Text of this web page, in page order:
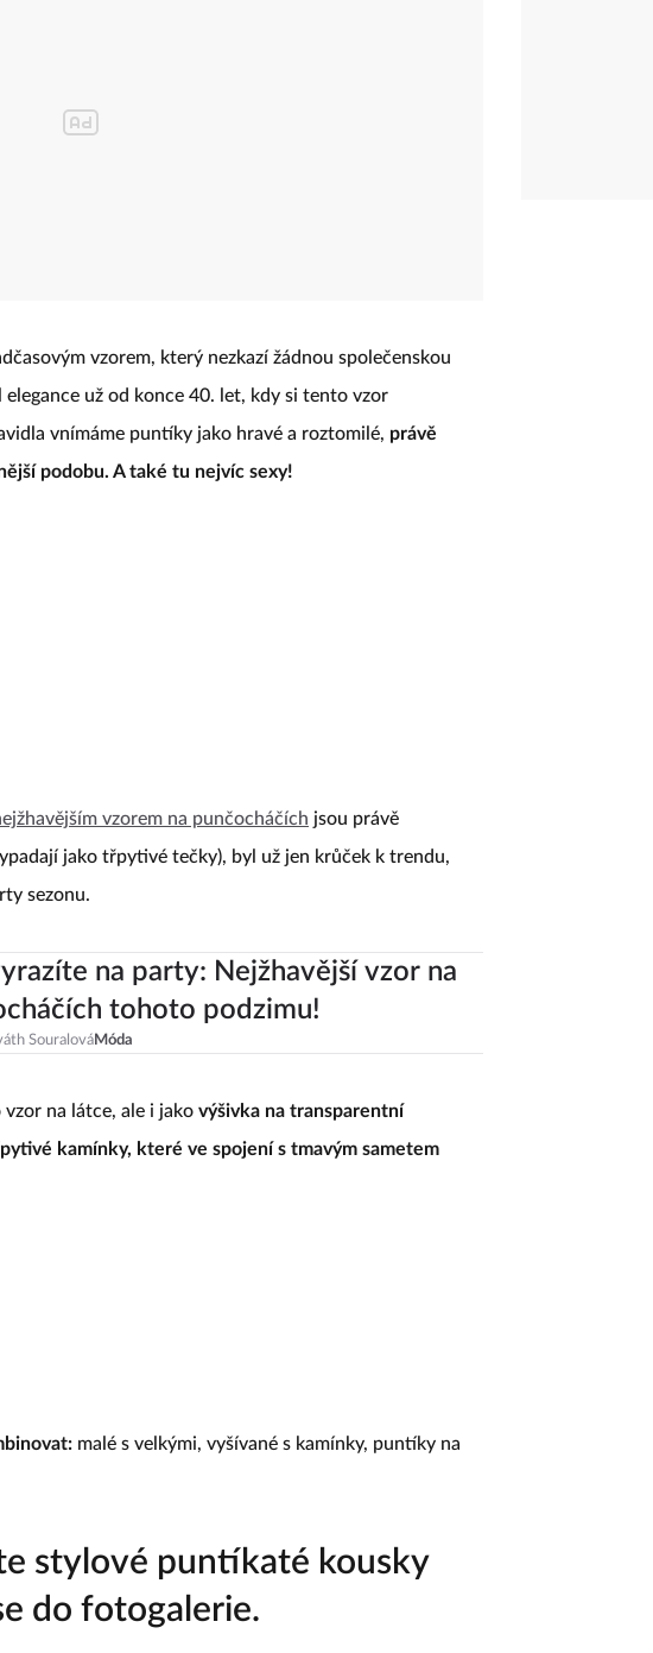
vzorem, který nezkazí žádnou společenskou
už od konce 40. let, kdy si tento vzor
vnímáme puntíky jako hravé a roztomilé, právě
podobu. A také tu nejvíc sexy!
vzorem na punčocháčích jsou právě
jako třpytivé tečky), byl už jen krůček k trendu,
sezonu.
na party: Nejžhavější vzor na
tohoto podzimu!
SouralováMóda
na látce, ale i jako výšivka na transparentní
kamínky, které ve spojení s tmavým sametem
malé s velkými, vyšívané s kamínky, puntíky na
stylové puntíkaté kousky
do fotogalerie.